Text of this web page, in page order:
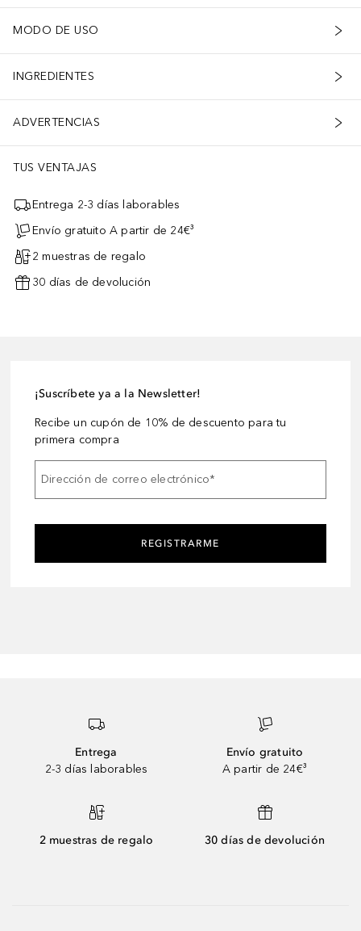
MODO DE USO
INGREDIENTES
ADVERTENCIAS
TUS VENTAJAS
Entrega 2-3 días laborables
Envío gratuito A partir de 24€³
2 muestras de regalo
30 días de devolución
¡Suscríbete ya a la Newsletter!
Recibe un cupón de 10% de descuento para tu
primera compra
Dirección de correo electrónico*
REGISTRARME
Entrega
2-3 días laborables
Envío gratuito
A partir de 24€³
2 muestras de regalo 30 días de devolución